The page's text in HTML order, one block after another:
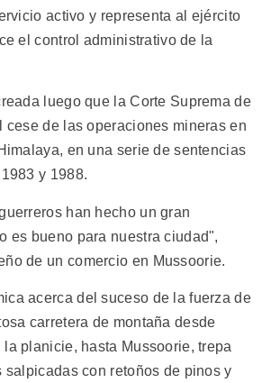
activo y representa al ejército
el control administrativo de la
luego que la Corte Suprema de
cese de las operaciones mineras en
en una serie de sentencias
y 1988.
han hecho un gran
es bueno para nuestra ciudad",
de un comercio en Mussoorie.
acerca del suceso de la fuerza de
carretera de montaña desde
la planicie, hasta Mussoorie, trepa
salpicadas con retoños de pinos y